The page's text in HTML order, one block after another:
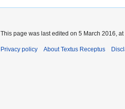
This page was last edited on 5 March 2016, at
Privacy policy About Textus Receptus